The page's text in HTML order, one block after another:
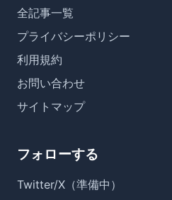
全記事一覧
プライバシーポリシー
利用規約
お問い合わせ
サイトマップ
フォローする
Twitter/X（準備中）